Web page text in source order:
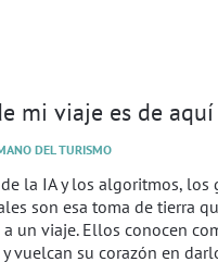
mi viaje es de aquí
DEL TURISMO
la IA y los algoritmos, los
son esa toma de tierra
un viaje. Ellos conocen
vuelcan su corazón en